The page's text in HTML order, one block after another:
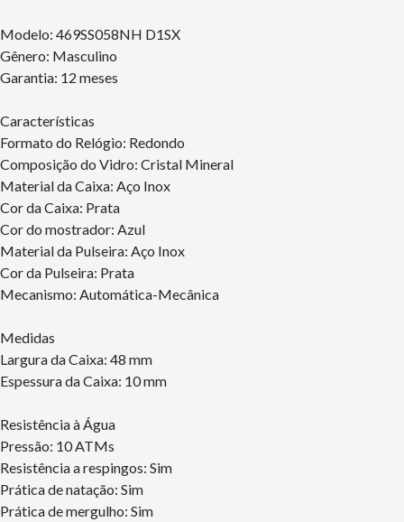
Modelo: 469SS058NH D1SX
Gênero: Masculino
Garantia: 12 meses
Características
Formato do Relógio: Redondo
Composição do Vidro: Cristal Mineral
Material da Caixa: Aço Inox
Cor da Caixa: Prata
Cor do mostrador: Azul
Material da Pulseira: Aço Inox
Cor da Pulseira: Prata
Mecanismo: Automática-Mecânica
Medidas
Largura da Caixa: 48 mm
Espessura da Caixa: 10 mm
Resistência à Água
Pressão: 10 ATMs
Resistência a respingos: Sim
Prática de natação: Sim
Prática de mergulho: Sim